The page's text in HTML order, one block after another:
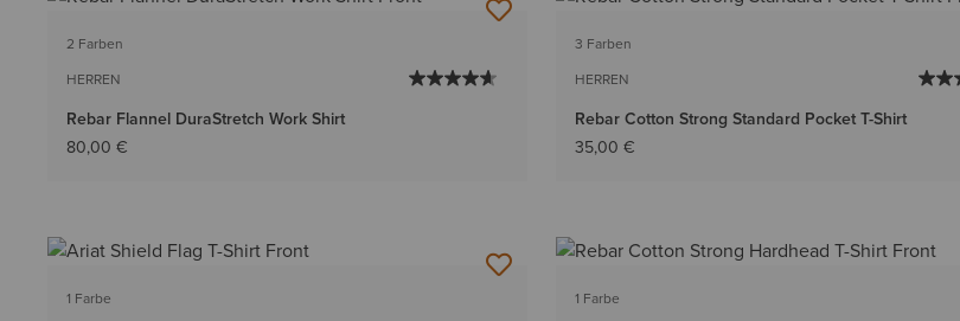
2 Farben
HERREN
Rebar Flannel DuraStretch Work Shirt
80,00 €
3 Farben
HERREN
Rebar Cotton Strong Standard Pocket T-Shirt
35,00 €
1 Farbe
1 Farbe